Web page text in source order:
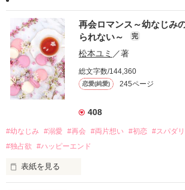
再会ロマンス～幼なじみ
られない～
完
松本ユミ ／著
総文字数/144,360
恋愛(純愛) 245ページ
408
#幼なじみ #溺愛 #再会 #両片想い #初恋 #スパダリ
#独占欲
#ハッピーエンド
表紙を見る